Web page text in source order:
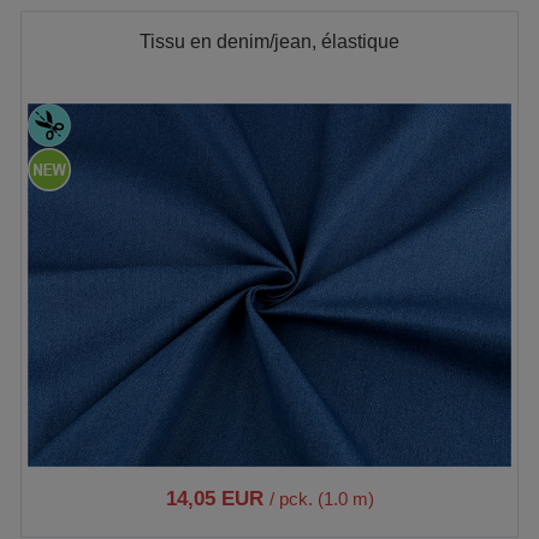
Tissu en denim/jean, élastique
14,05 EUR / pck. (1.0 m)